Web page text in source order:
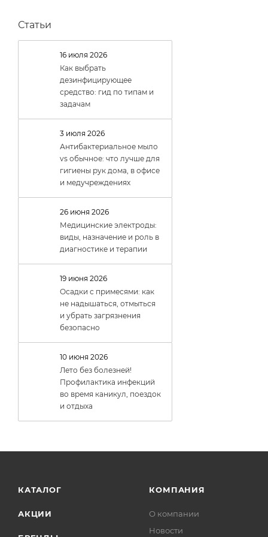
Статьи
16 июля 2026
Как выбрать
дезинфицирующее
средство: гид по типам и
задачам
3 июля 2026
Антибактериальное мыло
vs обычное: что лучше для
гигиены рук дома, в офисе
и медучреждениях
26 июня 2026
Медицинские электроды:
виды, назначение и роль в
диагностике и терапии
19 июня 2026
Осадки с примесями: как
не надышаться, отмыться
и убрать загрязнения
безопасно
10 июня 2026
Лето без болезней!
Профилактика инфекций
во время каникул, поездок
и отдыха
КАТАЛОГ
АКЦИИ
КОМПАНИЯ
О компании
Новости